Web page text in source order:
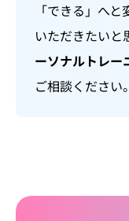
「できる」へ
いただきたいと
ーソナルトレー
ご相談ください。